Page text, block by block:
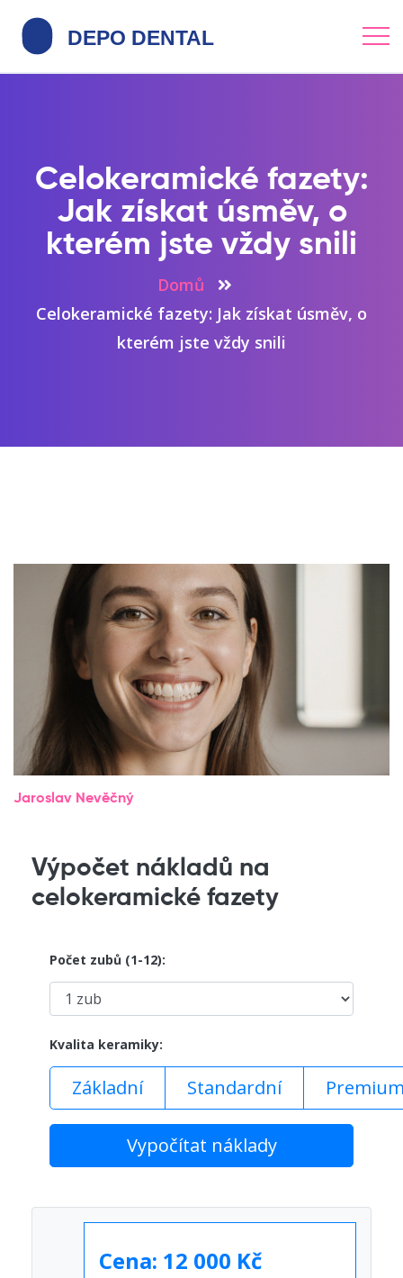
Celokeramické fazety:
Jak získat úsměv, o
kterém jste vždy snili
Domů
Celokeramické fazety: Jak získat úsměv, o
kterém jste vždy snili
Jaroslav Nevěčný
Výpočet nákladů na
celokeramické fazety
Počet zubů (1-12):
Kvalita keramiky:
Základní Standardní
Vypočítat náklady
Cena: 12 000 Kč